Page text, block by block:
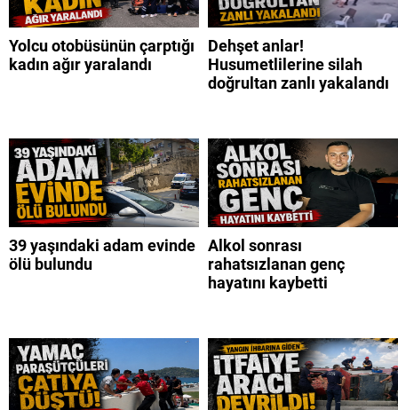
Yolcu otobüsünün çarptığı
kadın ağır yaralandı
Dehşet anlar!
Husumetlilerine silah
doğrultan zanlı yakalandı
39 yaşındaki adam evinde
ölü bulundu
Alkol sonrası
rahatsızlanan genç
hayatını kaybetti